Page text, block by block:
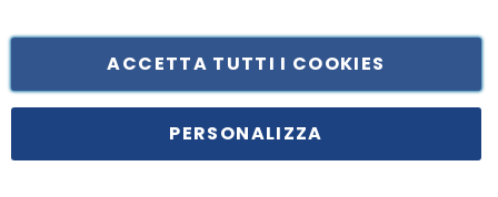
Principe di Piemonte 199, cap. 80026 Casoria (NA) - C.F. 05834470634 -
ACCETTA TUTTI I COOKIES
PERSONALIZZA